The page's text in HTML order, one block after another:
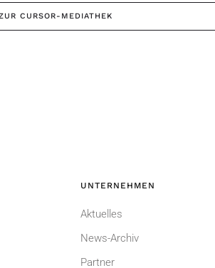
CURSOR-MEDIATHEK
UNTERNEHMEN
Aktuelles
News-Archiv
Partner